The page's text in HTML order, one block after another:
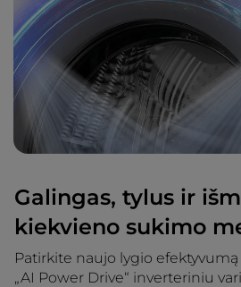
Galingas, tylus ir
kiekvieno sukimo
Patirkite naujo lygio
„AI Power Drive“ inverteriniu